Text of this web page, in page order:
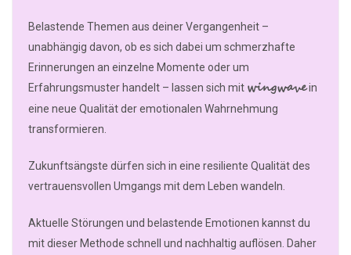
Belastende Themen aus deiner Vergangenheit –
unabhängig davon, ob es sich dabei um schmerzhafte
Erinnerungen an einzelne Momente oder um
Erfahrungsmuster handelt – lassen sich mit wingwavein
eine neue Qualität der emotionalen Wahrnehmung
transformieren.
Zukunftsängste dürfen sich in eine resiliente Qualität des
vertrauensvollen Umgangs mit dem Leben wandeln.
Aktuelle Störungen und belastende Emotionen kannst du
mit dieser Methode schnell und nachhaltig auflösen. Daher